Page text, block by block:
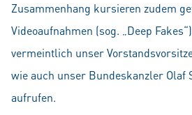
Zusammenhang kursieren zudem
Videoaufnahmen (sog. „Deep
vermeintlich unser
wie auch unser Bundeskanzler Olaf
aufrufen.